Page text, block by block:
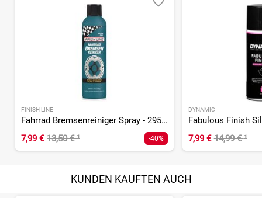
FINISH LINE
Fahrrad Bremsenreiniger Spray - 295ml
7,99 € 13,50 €¹ -40%
DYNAMIC
7,99 € 14,99 €¹
KUNDEN KAUFTEN AUCH